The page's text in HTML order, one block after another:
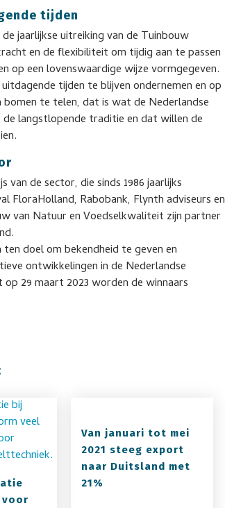
tijden
jaarlijkse uitreiking van de Tuinbouw
en de flexibiliteit om tijdig aan te passen
op een lovenswaardige wijze vormgegeven.
tijden te blijven ondernemen en op
te telen, dat is wat de Nederlandse
langstlopende traditie en dat willen de
van de sector, die sinds 1986 jaarlijks
FloraHolland, Rabobank, Flynth adviseurs en
van Natuur en Voedselkwaliteit zijn partner
doel om bekendheid te geven en
ontwikkelingen in de Nederlandse
29 maart 2023 worden de winnaars
voor
Van januari tot mei
2021 steeg export
naar Duitsland met
21%